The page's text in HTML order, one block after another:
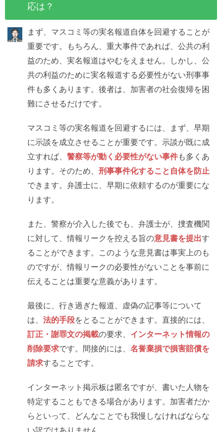
応は？
まず、マスコミ等の実名報道自体を回避することが
重要です。もちろん、重大事件であれば、公共の利
益のため、実名報道はやむをえません。しかし、公
共の利益のために実名報道する必要性がない刑事事
件も多くあります。後者は、加害者の社会復帰を困
難にさせるだけです。
マスコミ等の実名報道を回避するには、まず、早期
に示談を成立させることが重要です。示談が既に成
立すれば、 警察等が動く必要性がない事件も多くあ
ります。そのため、 刑事事件化すること自体を防止
できます。弁護士に、早期に依頼するのが重要にな
ります。
また、警察が介入した後でも、弁護士が、捜査機関
に対して、情報リークを控える旨の意見書を提出す
ることができます。このような意見書は事実上のも
のですが、情報リークの必要性がないことを事前に
伝えることは重要な意義があります。
最後に、行き過ぎた報道、虚偽の記事等について
は、 法的手段をとることができます。直接的には、
訂正・謝罪文の掲載の要求、 インターネット情報の
削除要求です。間接的には、 名誉棄損で損害賠償を
請求することです。
インターネット掲示板は匿名ですが、書いた人物を
特定することもできる場合があります。加害者だか
らといって、どんなことでも我慢しなければならな
い訳ではありません。